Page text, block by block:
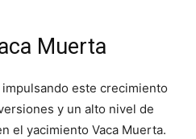
Muerta
este crecimiento
y un alto nivel de
el yacimiento Vaca Muerta.